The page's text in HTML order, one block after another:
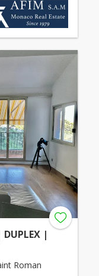
DUPLEX |
Roman